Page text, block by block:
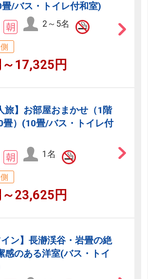
/バス・トイレ付和室)
2～5名
17,325円
旅】お部屋おまかせ（1階
畳）(10畳/バス・トイレ付
1名
23,625円
イン】長瀞渓谷・岩畳の絶
感のある洋室(バス・トイ